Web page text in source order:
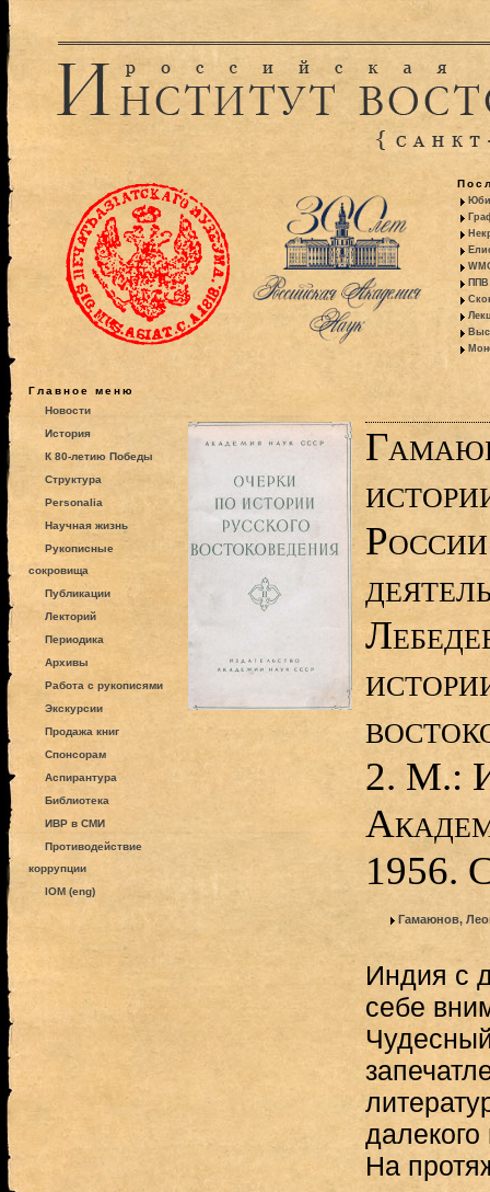
ППВ
Главное меню
Новости
История
К 80-летию Победы
Структура
Personalia
Научная жизнь
Рукописные
сокровища
Публикации
Лекторий
Периодика
Архивы
Работа с рукописями
Экскурсии
Продажа книг
Спонсорам
Аспирантура
Библиотека
ИВР в СМИ
Противодействие
коррупции
IOM (eng)
2. М.:
1956.
Гамаюнов,
Индия с
себе
На